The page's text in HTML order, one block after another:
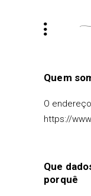
Quem
O
https://
Que
porquê